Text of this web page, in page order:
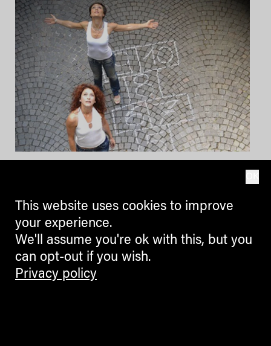
17.10.2013
Musik quiz, art education in
Museion, Tanz Performance in
Lana, Truckfighters, La Stanza
This website uses cookies to improve
your experience.
We'll assume you're ok with this, but you
can opt-out if you wish.
Privacy policy